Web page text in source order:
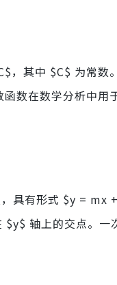
，其中 $C$ 为常数
数在数学分析中用
具有形式 $y = mx
轴上的交点。一